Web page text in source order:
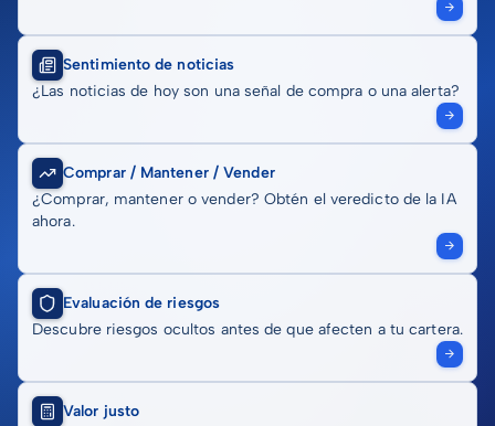
Sentimiento de noticias
¿Las noticias de hoy son una señal de compra o una alerta?
Comprar / Mantener / Vender
¿Comprar, mantener o vender? Obtén el veredicto de la IA
ahora.
Evaluación de riesgos
Descubre riesgos ocultos antes de que afecten a tu cartera.
Valor justo